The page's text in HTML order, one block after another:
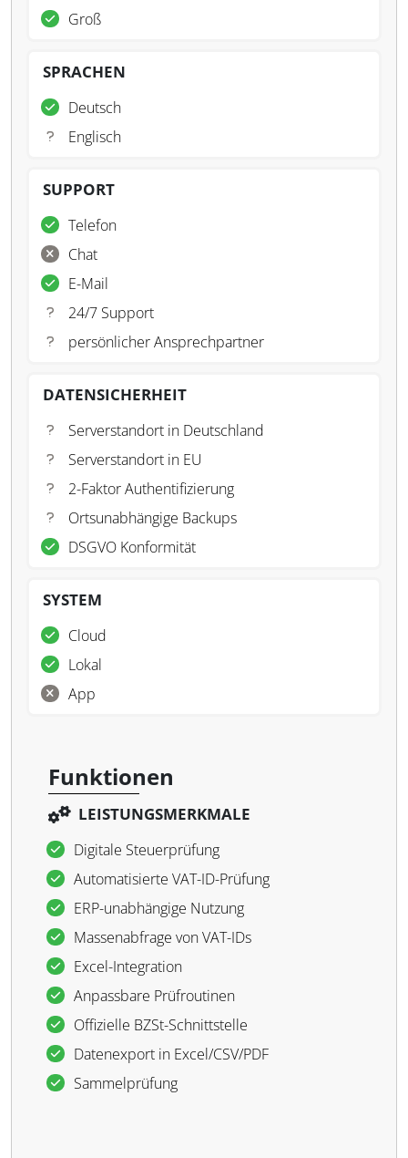
Groß
SPRACHEN
Deutsch
Englisch
SUPPORT
Telefon
Chat
E-Mail
24/7 Support
persönlicher Ansprechpartner
DATENSICHERHEIT
Serverstandort in Deutschland
Serverstandort in EU
2-Faktor Authentifizierung
Ortsunabhängige Backups
DSGVO Konformität
SYSTEM
Cloud
Lokal
App
Funktionen
LEISTUNGSMERKMALE
Digitale Steuerprüfung
Automatisierte VAT-ID-Prüfung
ERP-unabhängige Nutzung
Massenabfrage von VAT-IDs
Excel-Integration
Anpassbare Prüfroutinen
Offizielle BZSt-Schnittstelle
Datenexport in Excel/CSV/PDF
Sammelprüfung